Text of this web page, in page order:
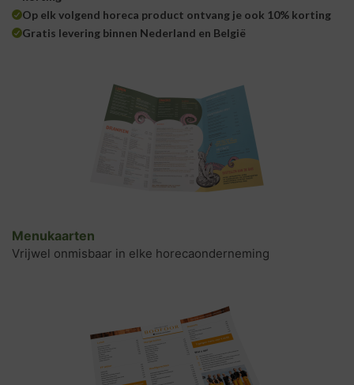
Op elk volgend horeca product ontvang je ook 10% korting
Gratis levering binnen Nederland en België
Menukaarten
Vrijwel onmisbaar in elke horecaonderneming